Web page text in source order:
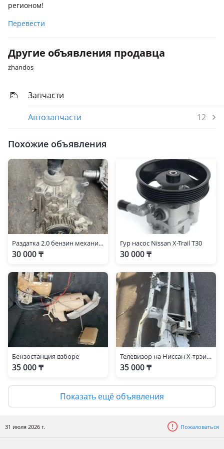
регионом!
Перевести
Другие объявления продавца
zhandos
Запчасти
Автозапчасти
12
Похожие объявления
Раздатка 2.0 бензин механика
30 000 ₸
Гур насос Nissan X-Trail T30
30 000 ₸
Бензостанция взборе
35 000 ₸
Телевизор на Ниссан Х-трэил Т30
35 000 ₸
Показать ещё объявления
31 июля 2026 г. Пожаловаться